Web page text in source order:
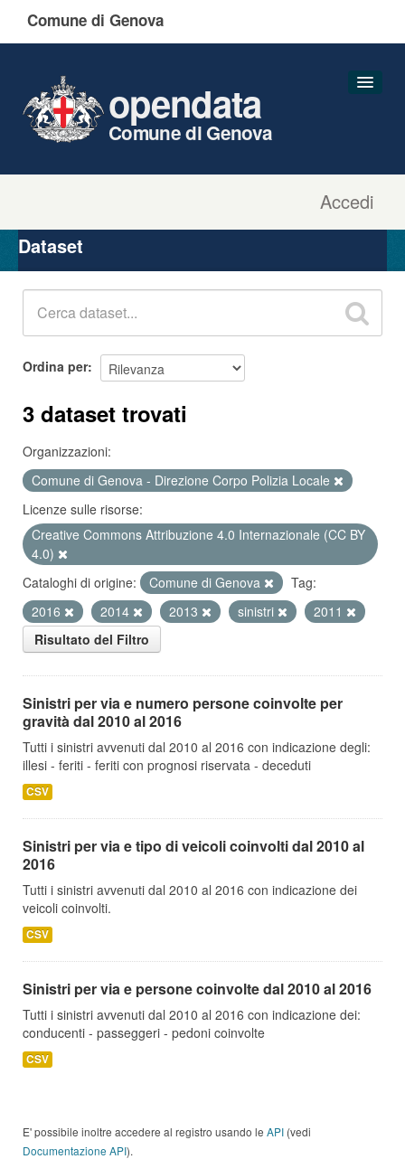
Comune di Genova
Accedi
opendata
Comune di Genova
Organizzazioni
Gruppi
Dataset
Ordina per
3 dataset trovati
Organizzazioni:
Comune di Genova - Direzione Corpo Polizia Locale
Licenze sulle risorse:
Creative Commons Attribuzione 4.0 Internazionale (CC BY
4.0)
Cataloghi di origine:
Comune di Genova
Tag:
2016
2014 2013 sinistri
2011
Risultato del Filtro
Sinistri per via e numero persone coinvolte per
gravità dal 2010 al 2016
Tutti i sinistri avvenuti dal 2010 al 2016 con indicazione degli:
illesi - feriti - feriti con prognosi riservata - deceduti
CSV
Sinistri per via e tipo di veicoli coinvolti dal 2010 al
2016
Tutti i sinistri avvenuti dal 2010 al 2016 con indicazione dei
veicoli coinvolti.
CSV
Sinistri per via e persone coinvolte dal 2010 al 2016
Tutti i sinistri avvenuti dal 2010 al 2016 con indicazione dei:
conducenti - passeggeri - pedoni coinvolte
CSV
E' possibile inoltre accedere al registro usando le API (vedi
Documentazione API).